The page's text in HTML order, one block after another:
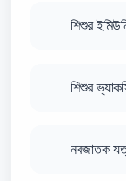
শিশুর
শিশুর
নবজাতক